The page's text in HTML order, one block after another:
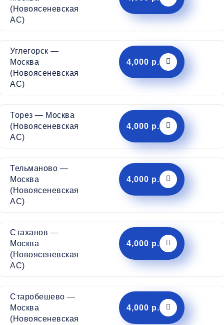
(Новоясеневская
АС)
Углегорск —
Москва
(Новоясеневская
АС)
4,000 р.
Торез — Москва
(Новоясеневская
АС)
4,000 р.
Тельманово —
Москва
(Новоясеневская
АС)
4,000 р.
Стаханов —
Москва
(Новоясеневская
АС)
4,000 р.
Старобешево —
Москва
(Новоясеневская
4,000 р.